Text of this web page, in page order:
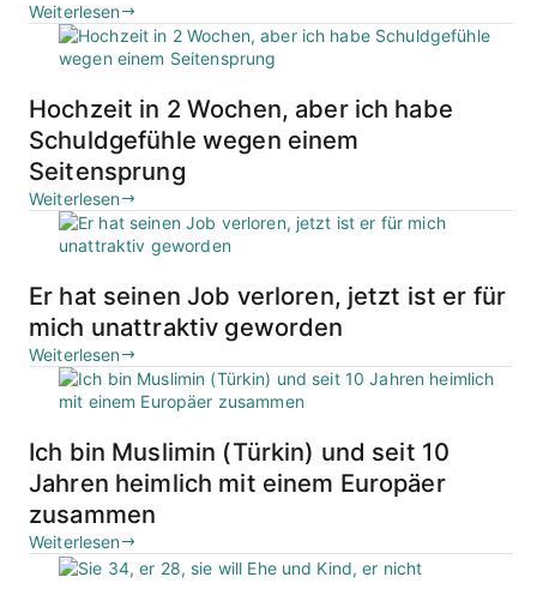
Weiterlesen
Hochzeit in 2 Wochen, aber ich habe
Schuldgefühle wegen einem
Seitensprung
Weiterlesen
Er hat seinen Job verloren, jetzt ist er für
mich unattraktiv geworden
Weiterlesen
Ich bin Muslimin (Türkin) und seit 10
Jahren heimlich mit einem Europäer
zusammen
Weiterlesen